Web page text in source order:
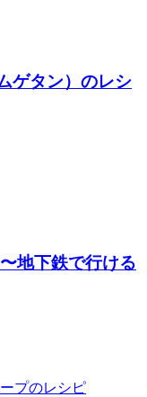
ゲタン）のレシ
地下鉄で行ける